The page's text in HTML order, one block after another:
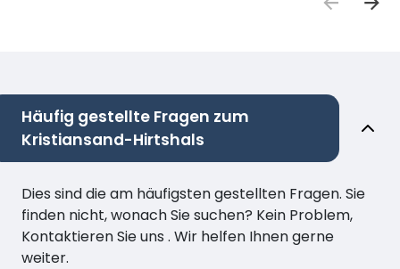
Häufig gestellte Fragen zum
Kristiansand-Hirtshals
Dies sind die am häufigsten gestellten Fragen. Sie
finden nicht, wonach Sie suchen? Kein Problem,
Kontaktieren Sie uns . Wir helfen Ihnen gerne
weiter.